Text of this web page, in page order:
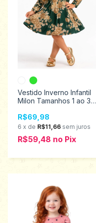
Vestido Inverno Infantil
Milon Tamanhos 1 ao 3
R$69,98
6 x de R$11,66 sem juros
R$59,48 no Pix